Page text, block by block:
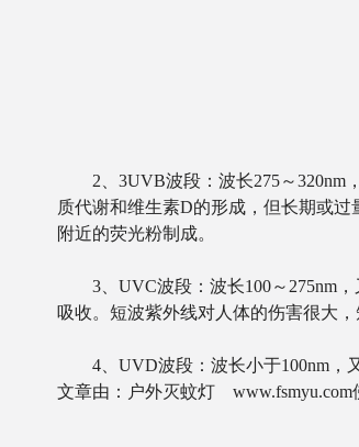
2、3UVB波段：波长275～320nm
质代谢和维生素D的形成，但长期或
附近的荧光粉制成。
3、UVC波段：波长100～275nm，
吸收。短波紫外线对人体的伤害很大
4、UVD波段：波长小于100nm，又
文章由：户外灭蚊灯